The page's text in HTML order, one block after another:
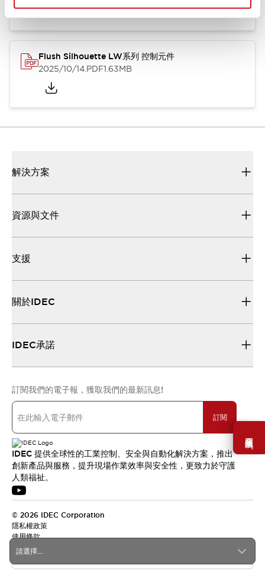
需要幫助嗎？
Flush Silhouette LW系列 控制元件
2025/10/14.PDF1.63MB
請選擇...
解決方案
資源與文件
支援
關於IDEC
IDEC承諾
訂閱我們的電子報，獲取我們的最新訊息!
訂閱
IDEC 提供全球性的工業控制、安全與自動化解決方案，推出
創新產品與服務，提升現場作業效率與安全性，更致力於守護
人類福祉。
© 2026 IDEC Corporation
隱私權政策
使用條款
台灣